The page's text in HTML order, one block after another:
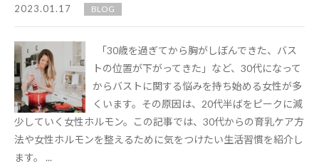
2023.01.17 BLOG
「30歳を過ぎてから胸がしぼんできた、バス
トの位置が下がってきた」など、30代になって
からバストに関する悩みを持ち始める女性が多
くいます。その原因は、20代半ばをピークに減
少していく女性ホルモン。この記事では、30代からの育乳ケア方
法や女性ホルモンを整えるために気をつけたい生活習慣を紹介し
ます。 ...